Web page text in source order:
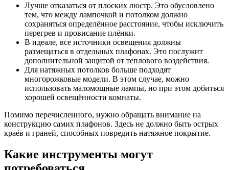
Лучше отказаться от плоских люстр. Это обусловлено
тем, что между лампочкой и потолком должно
сохраняться определённое расстояние, чтобы исключить
перегрев и провисание плёнки.
В идеале, все источники освещения должны
размещаться в отдельных плафонах. Это послужит
дополнительной защитой от теплового воздействия.
Для натяжных потолков больше подходят
многорожковые модели. В этом случае, можно
использовать маломощные лампы, но при этом добиться
хорошей освещённости комнаты.
Помимо перечисленного, нужно обращать внимание на
конструкцию самих плафонов. Здесь не должно быть острых
краёв и граней, способных повредить натяжное покрытие.
Какие инструменты могут